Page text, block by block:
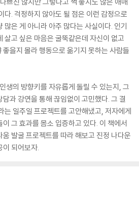
다. 걱정하지 않아도 될 점은 이런 감정으로
많은 게 아니라 아주 많다는 사실이다. 인기
살고 싶은 마음은 굴뚝같은데 자신이 없고
을지 몰라 행동으로 옮기지 못하는 사람들
생의 방향키를 자유롭게 돌릴 수 있는지, 그
과 강연을 통해 끊임없이 고민했다. 그 결
는 일주일 프로젝트를 고안해냈고, 저자에게
그 효과를 몸소 입증하고 있다. 이 책에서
발굴 프로젝트를 따라 해보고 진정 나다운
이 되어보자.